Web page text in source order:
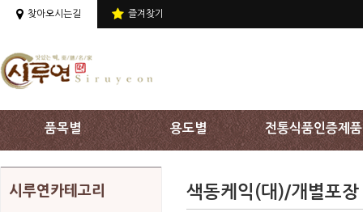
상단 주메뉴 바로가기
찾아오시는길 즐겨찾기
품목별 용도별 전통식품인증제품
시루연카테고리 색동케익(대)/개별포장